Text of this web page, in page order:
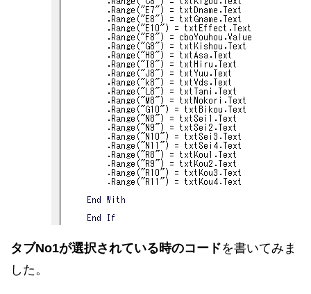
タブNo1が選択されている時のコードを書いてみま
した。